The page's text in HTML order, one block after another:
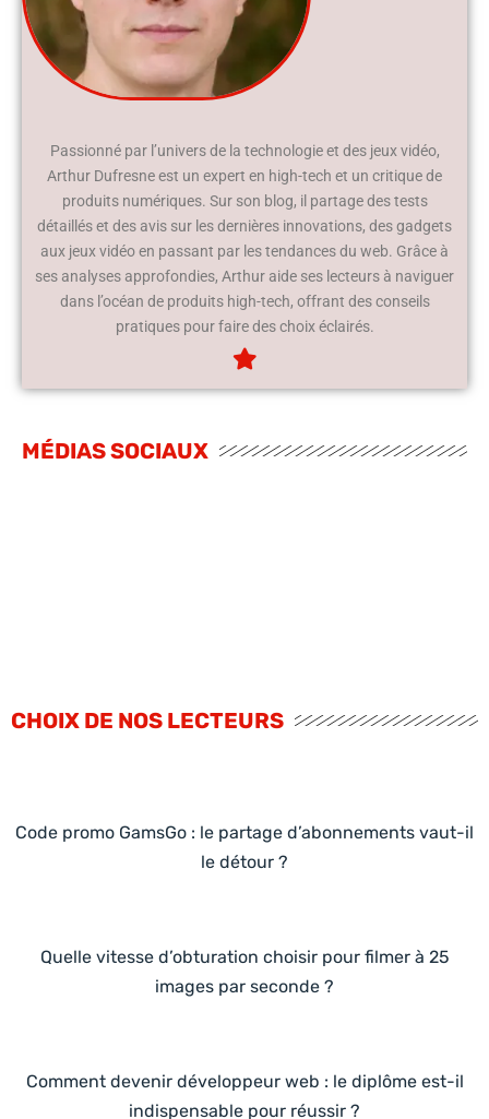
Passionné par l’univers de la technologie et des jeux vidéo,
Arthur Dufresne est un expert en high-tech et un critique de
produits numériques. Sur son blog, il partage des tests
détaillés et des avis sur les dernières innovations, des gadgets
aux jeux vidéo en passant par les tendances du web. Grâce à
ses analyses approfondies, Arthur aide ses lecteurs à naviguer
dans l’océan de produits high-tech, offrant des conseils
pratiques pour faire des choix éclairés.
MÉDIAS SOCIAUX
CHOIX DE NOS LECTEURS
Code promo GamsGo : le partage d’abonnements vaut-il
le détour ?
Quelle vitesse d’obturation choisir pour filmer à 25
images par seconde ?
Comment devenir développeur web : le diplôme est-il
indispensable pour réussir ?